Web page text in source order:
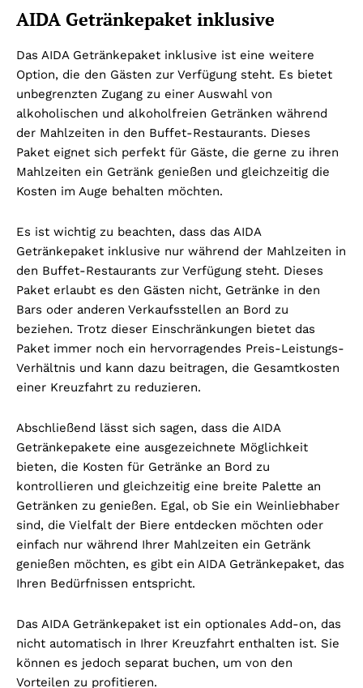
AIDA Getränkepaket inklusive
Das AIDA Getränkepaket inklusive ist eine weitere
Option, die den Gästen zur Verfügung steht. Es bietet
unbegrenzten Zugang zu einer Auswahl von
alkoholischen und alkoholfreien Getränken während
der Mahlzeiten in den Buffet-Restaurants. Dieses
Paket eignet sich perfekt für Gäste, die gerne zu ihren
Mahlzeiten ein Getränk genießen und gleichzeitig die
Kosten im Auge behalten möchten.
Es ist wichtig zu beachten, dass das AIDA
Getränkepaket inklusive nur während der Mahlzeiten in
den Buffet-Restaurants zur Verfügung steht. Dieses
Paket erlaubt es den Gästen nicht, Getränke in den
Bars oder anderen Verkaufsstellen an Bord zu
beziehen. Trotz dieser Einschränkungen bietet das
Paket immer noch ein hervorragendes Preis-Leistungs-
Verhältnis und kann dazu beitragen, die Gesamtkosten
einer Kreuzfahrt zu reduzieren.
Abschließend lässt sich sagen, dass die AIDA
Getränkepakete eine ausgezeichnete Möglichkeit
bieten, die Kosten für Getränke an Bord zu
kontrollieren und gleichzeitig eine breite Palette an
Getränken zu genießen. Egal, ob Sie ein Weinliebhaber
sind, die Vielfalt der Biere entdecken möchten oder
einfach nur während Ihrer Mahlzeiten ein Getränk
genießen möchten, es gibt ein AIDA Getränkepaket, das
Ihren Bedürfnissen entspricht.
Das AIDA Getränkepaket ist ein optionales Add-on, das
nicht automatisch in Ihrer Kreuzfahrt enthalten ist. Sie
können es jedoch separat buchen, um von den
Vorteilen zu profitieren.